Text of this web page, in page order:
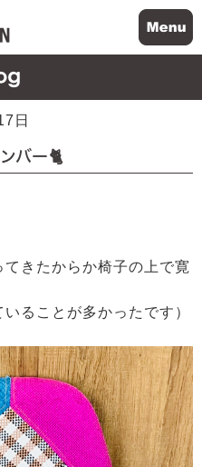
日
バー🐈
きたからか椅子の上で寛
ることが多かったです）